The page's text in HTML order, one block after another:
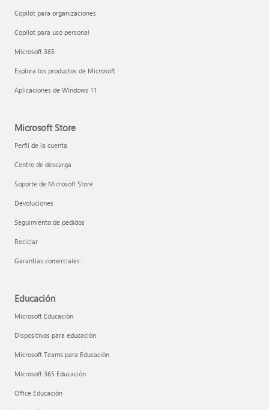
Copilot para organizaciones
Copilot para uso personal
Microsoft 365
Explora los productos de Microsoft
Aplicaciones de Windows 11
Microsoft Store
Perfil de la cuenta
Centro de descarga
Soporte de Microsoft Store
Devoluciones
Seguimiento de pedidos
Reciclar
Garantías comerciales
Educación
Microsoft Educación
Dispositivos para educación
Microsoft Teams para Educación
Microsoft 365 Educación
Office Educación